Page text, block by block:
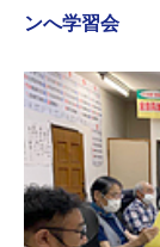
ンへ学習会